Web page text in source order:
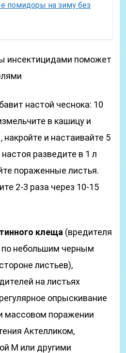
помидоры на зиму без
инсектицидами поможет
настой чеснока: 10
в кашицу и
накройте и настаивайте 5
разведите в 1 л
пораженные листья.
2-3 раза через 10-15
клеща (вредителя
небольшим черным
листьев),
на листьях
опрыскивание
массовом поражении
Актелликом,
М или другими